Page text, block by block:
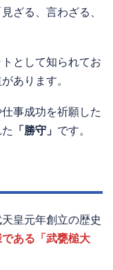
ざる、言わざる、
として知られてお
あります。
事成功を祈願した
「勝守」 です。
皇元年創立の歴史
ある「武甕槌大